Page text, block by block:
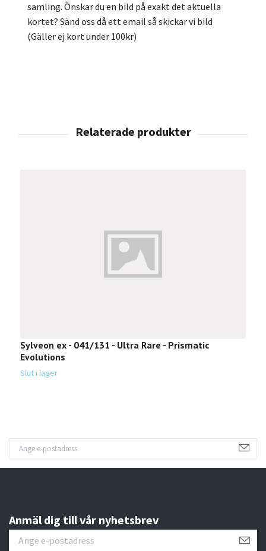
samling. Önskar du en bild på exakt det aktuella
kortet? Sänd oss då ett email så skickar vi bild
(Gäller ej kort under 100kr)
Sylveon ex - 041/131 - Ultra Rare - Prismatic
Evolutions
Slut i lager
Anmäl dig till vår nyhetsbrev